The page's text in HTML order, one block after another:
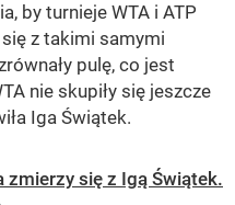
by turnieje WTA i ATP
z takimi samymi
pulę, co jest
nie skupiły się jeszcze
Iga Świątek.
zmierzy się z Igą Świątek.